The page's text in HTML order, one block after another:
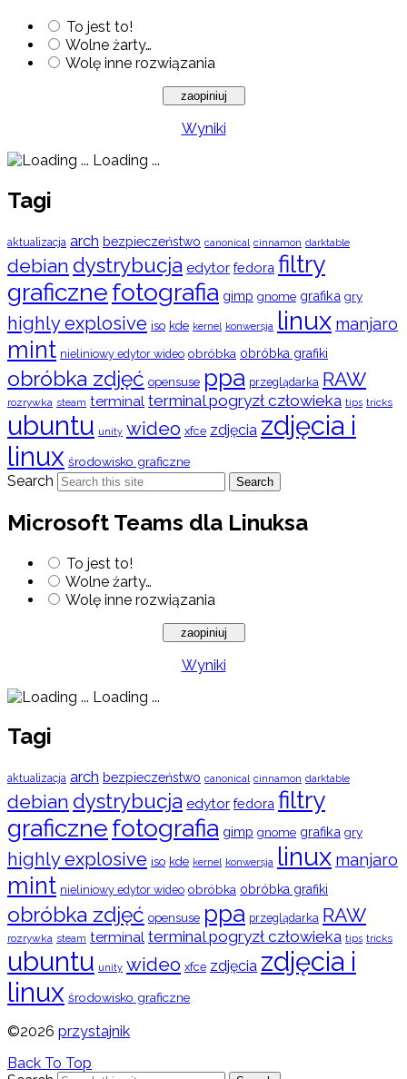
To jest to!
Wolne żarty…
Wolę inne rozwiązania
Wyniki
Loading ...
Tagi
aktualizacja arch bezpieczeństwo canonical cinnamon darktable
debian dystrybucja edytor fedora filtry
graficznefotografia gimp gnome grafika gry
highly explosive iso kde kernel konwersja linux manjaro
mint nieliniowy edytor wideo obróbka obróbka grafiki
obróbka zdjęć opensuse ppa przeglądarka RAW
rozrywka steam terminal terminal pogryzł człowieka tips tricks
ubuntu unity wideo xfce zdjęcia zdjęcia i
linux środowisko graficzne
Search Search
Microsoft Teams dla Linuksa
To jest to!
Wolne żarty…
Wolę inne rozwiązania
Wyniki
Loading ...
Tagi
aktualizacja arch bezpieczeństwo canonical cinnamon darktable
debian dystrybucja edytor fedora filtry
graficznefotografia gimp gnome grafika gry
highly explosive iso kde kernel konwersja linux manjaro
mint nieliniowy edytor wideo obróbka obróbka grafiki
obróbka zdjęć opensuse ppa przeglądarka RAW
rozrywka steam terminal terminal pogryzł człowieka tips tricks
ubuntu unity wideo xfce zdjęcia zdjęcia i
linux środowisko graficzne
©2026 przystajnik
Back To Top